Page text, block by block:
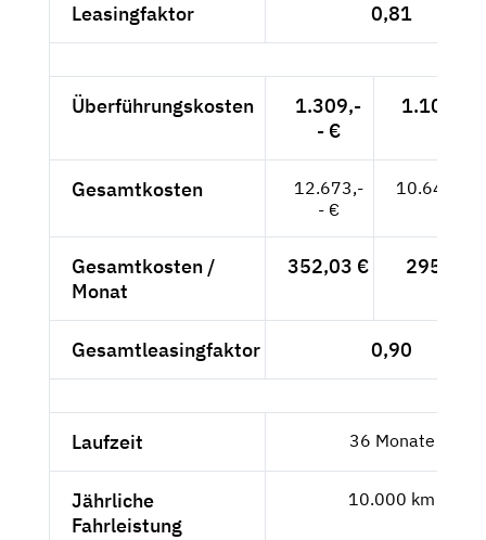
Leasingfaktor 0,81
Überführungskosten
1.309,-
- €
1.100,--
Gesamtkosten
12.673,-
- €
10.649,58
Gesamtkosten /
Monat
352,03 € 295,82 €
Gesamtleasingfaktor 0,90
Laufzeit 36 Monate
Jährliche
Fahrleistung
10.000 km